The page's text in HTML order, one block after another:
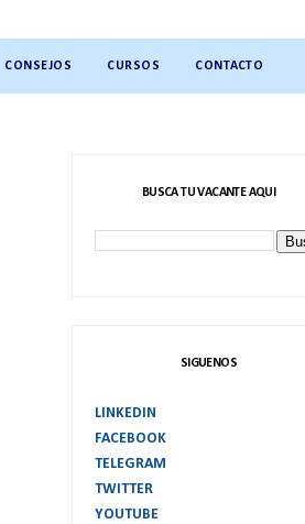
CONSEJOS CURSOS CONTACTO
BUSCA TU VACANTE AQUI
SIGUENOS
LINKEDIN
FACEBOOK
TELEGRAM
TWITTER
YOUTUBE